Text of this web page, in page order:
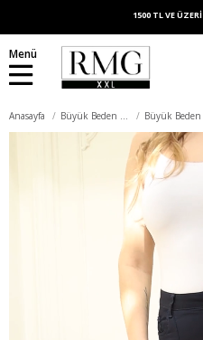
1500 TL VE
Menü
Anasayfa Büyük Beden Alt Giyim